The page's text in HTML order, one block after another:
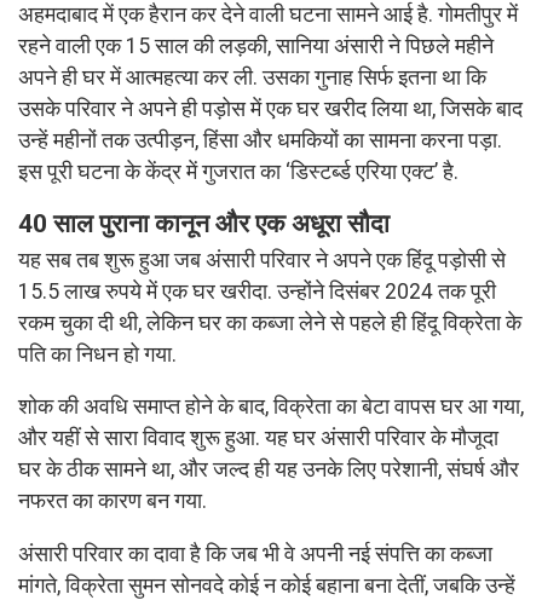
अहमदाबाद में एक हैरान कर देने वाली घटना सामने आई है. गोमतीपुर में
रहने वाली एक 15 साल की लड़की, सानिया अंसारी ने पिछले महीने
अपने ही घर में आत्महत्या कर ली. उसका गुनाह सिर्फ इतना था कि
उसके परिवार ने अपने ही पड़ोस में एक घर खरीद लिया था, जिसके बाद
उन्हें महीनों तक उत्पीड़न, हिंसा और धमकियों का सामना करना पड़ा.
इस पूरी घटना के केंद्र में गुजरात का ‘डिस्टर्ब्ड एरिया एक्ट’ है.
40 साल पुराना कानून और एक अधूरा सौदा
यह सब तब शुरू हुआ जब अंसारी परिवार ने अपने एक हिंदू पड़ोसी से
15.5 लाख रुपये में एक घर खरीदा. उन्होंने दिसंबर 2024 तक पूरी
रकम चुका दी थी, लेकिन घर का कब्जा लेने से पहले ही हिंदू विक्रेता के
पति का निधन हो गया.
शोक की अवधि समाप्त होने के बाद, विक्रेता का बेटा वापस घर आ गया,
और यहीं से सारा विवाद शुरू हुआ. यह घर अंसारी परिवार के मौजूदा
घर के ठीक सामने था, और जल्द ही यह उनके लिए परेशानी, संघर्ष और
नफरत का कारण बन गया.
अंसारी परिवार का दावा है कि जब भी वे अपनी नई संपत्ति का कब्जा
मांगते, विक्रेता सुमन सोनवदे कोई न कोई बहाना बना देतीं, जबकि उन्हें